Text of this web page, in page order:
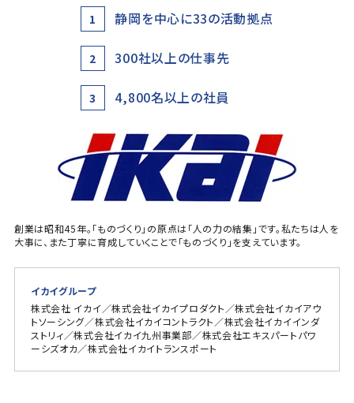
1 静岡を中心に33の活動拠点
2 300社以上の仕事先
3 4,800名以上の社員
創業は昭和45年。「ものづくり」の原点は「人の力の結集」です。私たちは人を
大事に、また丁寧に育成していくことで「ものづくり」を支えています。
イカイグループ
株式会社 イカイ／株式会社イカイプロダクト／株式会社イカイアウ
トソーシング／株式会社イカイコントラクト／株式会社イカイインダ
ストリィ／株式会社イカイ九州事業部／株式会社エキスパートパワ
ーシズオカ／株式会社イカイトランスポート